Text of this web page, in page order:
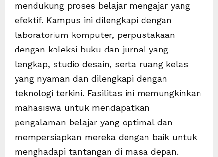
mendukung proses belajar mengajar yang
efektif. Kampus ini dilengkapi dengan
laboratorium komputer, perpustakaan
dengan koleksi buku dan jurnal yang
lengkap, studio desain, serta ruang kelas
yang nyaman dan dilengkapi dengan
teknologi terkini. Fasilitas ini memungkinkan
mahasiswa untuk mendapatkan
pengalaman belajar yang optimal dan
mempersiapkan mereka dengan baik untuk
menghadapi tantangan di masa depan.